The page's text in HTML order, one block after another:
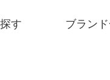
す ブラン